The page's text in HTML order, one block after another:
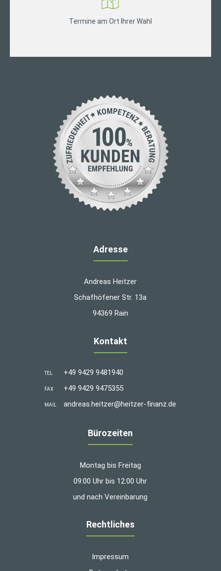
Termine am Ort Ihrer Wahl
Adresse
Andreas Heitzer
Schafhöfener Str. 13a
94369 Rain
Kontakt
TEL +49 9429 9481940
FAX +49 9429 9475355
MAIL andreas.heitzer@heitzer-finanz.de
Bürozeiten
Montag bis Freitag
09:00 Uhr bis 12:00 Uhr
und nach Vereinbarung
Rechtliches
Impressum